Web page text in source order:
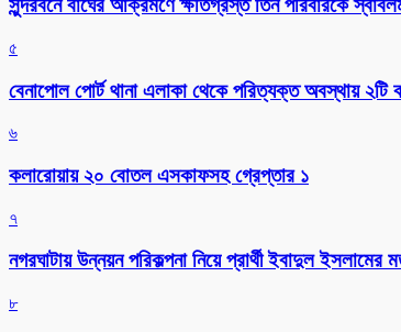
সুন্দরবনে বাঘের আক্রমণে ক্ষতিগ্রস্ত তিন পরিবারকে
৫
বেনাপোল পোর্ট থানা এলাকা থেকে পরিত্যক্ত অবস্থায়
৬
কলারোয়ায় ২০ বোতল এসকাফসহ গ্রেপ্তার ১
৭
নগরঘাটায় উন্নয়ন পরিকল্পনা নিয়ে প্রার্থী ইবাদুল ইসলামের
৮